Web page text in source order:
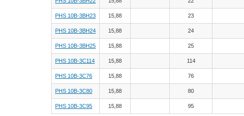
PHS 10B-3BH23 15,88 23
PHS 10B-3BH24 15,88 24
PHS 10B-3BH25 15,88 25
PHS 10B-3C114 15,88 114
PHS 10B-3C76 15,88 76
PHS 10B-3C80 15,88 80
PHS 10B-3C95 15,88 95